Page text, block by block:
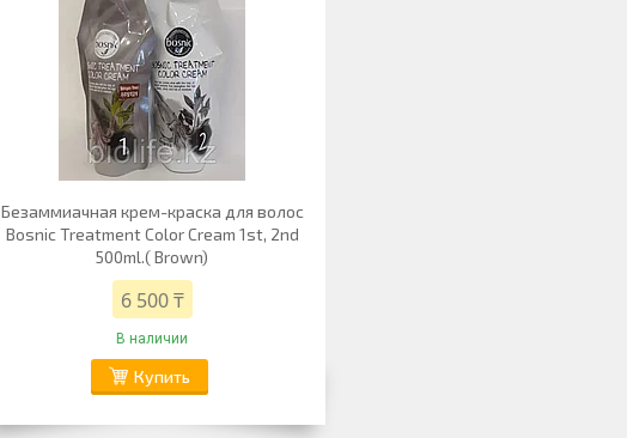
Безаммиачная крем-краска для волос
Bosnic Treatment Color Cream 1st, 2nd
500ml.( Brown)
6 500 ₸
В наличии
Купить